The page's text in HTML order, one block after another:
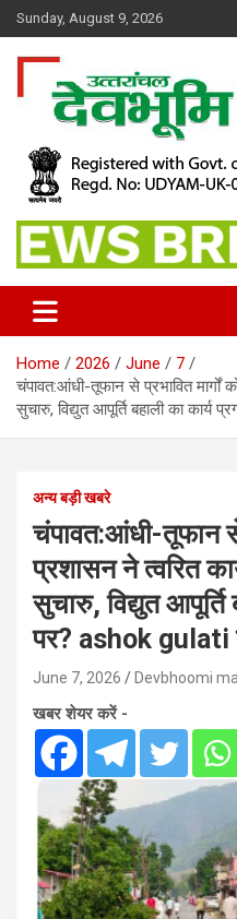
Skip
to
content
Sunday, August 9, 2026
Dev Bhoomi
Home 2026 June
7
चंपावत:आंधी-तूफान से प्रभावित मार्गों
सुचारु, विद्युत आपूर्ति बहाली का
अन्य बड़ी खबरे
चंपावत:आंधी-तूफान से
प्रशासन ने त्वरित
सुचारु, विद्युत आपूर्ति
पर? ashok gulati
June 7, 2026 Devbhoomi
खबर शेयर करें -